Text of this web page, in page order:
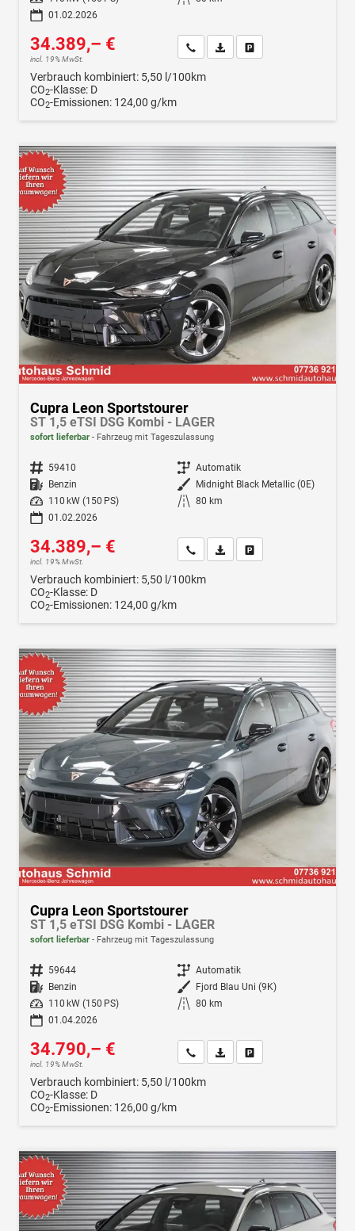
01.02.2026
34.389,– €
incl. 19% MwSt.
Wir rufen Sie anFahrzeugexposé (PDF)
Verbrauch kombiniert: 5,50 l/100km
CO2-Klasse: D
CO2-Emissionen: 124,00 g/km
Cupra Leon Sportstourer
ST 1,5 eTSI DSG Kombi - LAGER
sofort lieferbar Fahrzeug mit Tageszulassung
Fahrzeugnr. 59410 Getriebe Automatik
Kraftstoff Benzin Außenfarbe Midnight Black Metallic (0E)
Leistung
110 kW (150 PS) Kilometerstand 80 km
01.02.2026
34.389,– €
incl. 19% MwSt.
Wir rufen Sie anFahrzeugexposé (PDF)
Verbrauch kombiniert: 5,50 l/100km
CO2-Klasse: D
CO2-Emissionen: 124,00 g/km
Cupra Leon Sportstourer
ST 1,5 eTSI DSG Kombi - LAGER
sofort lieferbar Fahrzeug mit Tageszulassung
Fahrzeugnr. 59644 Getriebe Automatik
Kraftstoff Benzin Außenfarbe Fjord Blau Uni (9K)
Leistung
110 kW (150 PS) Kilometerstand 80 km
01.04.2026
34.790,– €
incl. 19% MwSt.
Wir rufen Sie anFahrzeugexposé (PDF)
Verbrauch kombiniert: 5,50 l/100km
CO2-Klasse: D
CO2-Emissionen: 126,00 g/km